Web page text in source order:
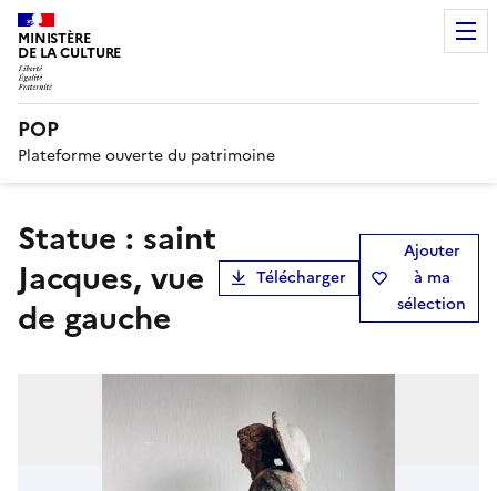
MINISTÈRE
DE LA CULTURE
POP
Plateforme ouverte du patrimoine
statue : saint
Jacques, vue
de gauche
Télécharger
Ajouter
à ma
sélection